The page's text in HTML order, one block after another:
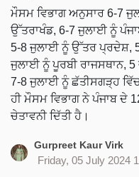
ਮੌਸਮ ਵਿਭਾਗ ਅਨੁਸਾਰ 6-7
ਉੱਤਰਾਖੰਡ, 6-7 ਜੁਲਾਈ ਨੂੰ
5-8 ਜੁਲਾਈ ਨੂੰ ਉੱਤਰ ਪ੍ਰਦੇਸ਼,
ਜੁਲਾਈ ਨੂੰ ਪੂਰਬੀ ਰਾਜਸਥਾਨ,
7-8 ਜੁਲਾਈ ਨੂੰ ਛੱਤੀਸਗੜ੍ਹ
ਹੀ ਮੌਸਮ ਵਿਭਾਗ ਨੇ ਪੰਜਾਬ ਦੇ
ਚੇਤਾਵਨੀ ਦਿੱਤੀ ਹੈ।
Gurpreet Kaur Virk
Friday, 05 July 2024